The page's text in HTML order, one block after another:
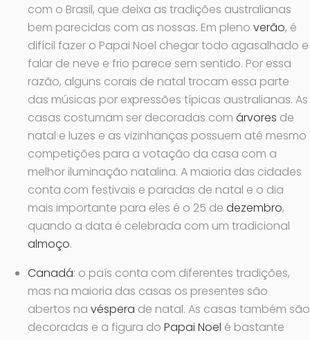
com o Brasil, que deixa as tradições australianas
bem parecidas com as nossas. Em pleno verão, é
difícil fazer o Papai Noel chegar todo agasalhado e
falar de neve e frio parece sem sentido. Por essa
razão, alguns corais de natal trocam essa parte
das músicas por expressões típicas australianas. As
casas costumam ser decoradas com árvores de
natal e luzes e as vizinhanças possuem até mesmo
competições para a votação da casa com a
melhor iluminação natalina. A maioria das cidades
conta com festivais e paradas de natal e o dia
mais importante para eles é o 25 de dezembro,
quando a data é celebrada com um tradicional
almoço.
Canadá: o país conta com diferentes tradições,
mas na maioria das casas os presentes são
abertos na véspera de natal. As casas também são
decoradas e a figura do Papai Noel é bastante